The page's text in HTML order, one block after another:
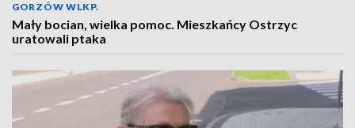
GORZÓW WLKP.
Mały bocian, wielka pomoc. Mieszkańcy Ostrzyc
uratowali ptaka